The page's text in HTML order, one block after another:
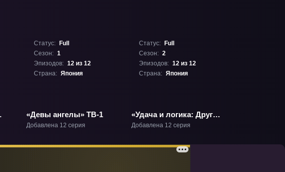
Статус:
Full
Сезон: 1
Эпизодов: 12 из 12
Страна: Япония
«Девы ангелы» ТВ-1
Добавлена 12 серия
Статус:
Full
Сезон: 2
Эпизодов: 12 из 12
Страна: Япония
«Удача и логика: Другая
история» ТВ-2
Добавлена 12 серия